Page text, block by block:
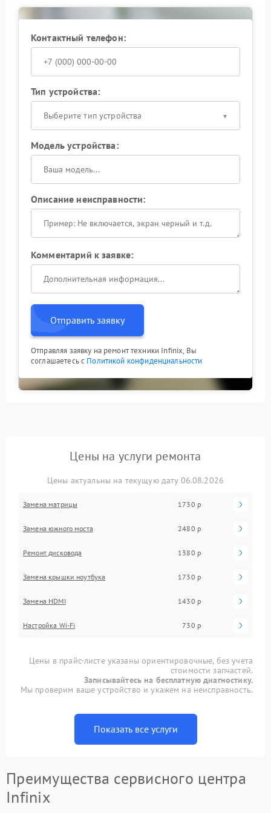
сервисный центр позволит избежать
дополнительных поломок и вернуть вашему ноуту
полноценную функциональность микрофона.
Контактный телефон:
Тип устройства:
Выберите тип устройства
Модель устройства:
Описание неисправности:
Комментарий к заявке:
Отправить заявку
Отправляя заявку на ремонт техники Infinix, Вы
соглашаетесь с Политикой конфиденциальности
Цены на услуги ремонта
Цены актуальны на текущую дату 06.08.2026
Замена матрицы 1730 р
Замена южного моста 2480 р
Ремонт дисковода 1380 р
Замена крышки ноутбука 1730 р
Замена HDMI 1430 р
Настройка Wi-Fi 730 р
Цены в прайс-листе указаны ориентировочные, без учета
стоимости запчастей.
Записывайтесь на бесплатную диагностику.
Мы проверим ваше устройство и укажем на неисправность.
Показать все услуги
Преимущества сервисного центра
Infinix